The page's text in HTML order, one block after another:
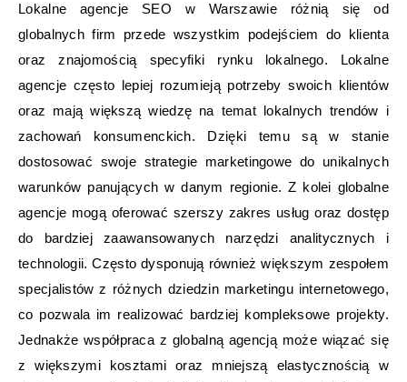
Lokalne agencje SEO w Warszawie różnią się od
globalnych firm przede wszystkim podejściem do klienta
oraz znajomością specyfiki rynku lokalnego. Lokalne
agencje często lepiej rozumieją potrzeby swoich klientów
oraz mają większą wiedzę na temat lokalnych trendów i
zachowań konsumenckich. Dzięki temu są w stanie
dostosować swoje strategie marketingowe do unikalnych
warunków panujących w danym regionie. Z kolei globalne
agencje mogą oferować szerszy zakres usług oraz dostęp
do bardziej zaawansowanych narzędzi analitycznych i
technologii. Często dysponują również większym zespołem
specjalistów z różnych dziedzin marketingu internetowego,
co pozwala im realizować bardziej kompleksowe projekty.
Jednakże współpraca z globalną agencją może wiązać się
z większymi kosztami oraz mniejszą elastycznością w